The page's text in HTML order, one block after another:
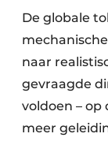
De globale
naar
gevraagde
voldoen –
meer